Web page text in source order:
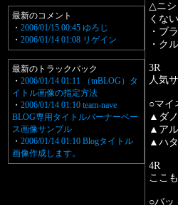
最新のコメント
・ 2006/01/15 00:45 ゆろじ
・ 2006/01/14 01:08 リゲイン
最新のトラックバック
・ 2006/01/14 01:11 （tnBLOG）タ
イトル画像の指定方法
・ 2006/01/14 01:10 team-nave
BLOG専用タイトルバーナーベー
ス画像サンプル
・ 2006/01/14 01:10 Blogタイトル
画像作成します。
△ニシ
くない
・ブ
・ク
3R
人気
○マイ
▲ダ
▲ア
▲ハ
4R
ここ
○バッ